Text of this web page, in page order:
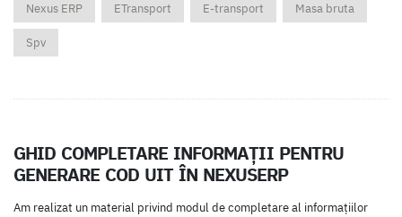
Nexus ERP ETransport E-transport Masa bruta
Spv
GHID COMPLETARE INFORMAȚII PENTRU
GENERARE COD UIT ÎN NEXUSERP
Am realizat un material privind modul de completare al informațiilor